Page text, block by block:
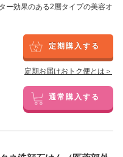
ー効果のある2層タイプの美容オ
定期購入する
定期お届けおトク便とは＞
通常購入する